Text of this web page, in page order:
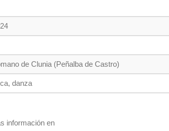
de Clunia (Peñalba de Castro)
danza
información en